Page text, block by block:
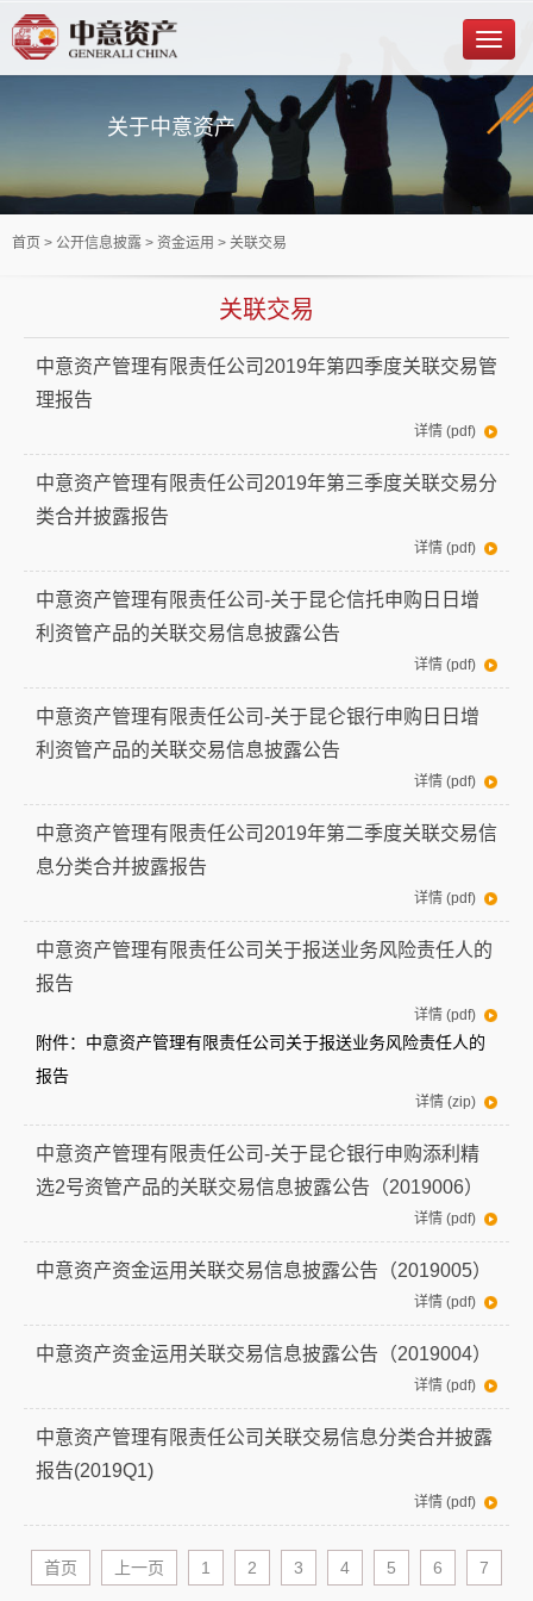
关于中意资产
首页 > 公开信息披露 > 资金运用 > 关联交易
关联交易
中意资产管理有限责任公司2019年第四季度关联交易管
理报告
详情 (pdf)
中意资产管理有限责任公司2019年第三季度关联交易分
类合并披露报告
详情 (pdf)
中意资产管理有限责任公司-关于昆仑信托申购日日增
利资管产品的关联交易信息披露公告
详情 (pdf)
中意资产管理有限责任公司-关于昆仑银行申购日日增
利资管产品的关联交易信息披露公告
详情 (pdf)
中意资产管理有限责任公司2019年第二季度关联交易信
息分类合并披露报告
详情 (pdf)
中意资产管理有限责任公司关于报送业务风险责任人的
报告
详情 (pdf)
附件：中意资产管理有限责任公司关于报送业务风险责任人的
报告
详情 (zip)
中意资产管理有限责任公司-关于昆仑银行申购添利精
选2号资管产品的关联交易信息披露公告（2019006）
详情 (pdf)
中意资产资金运用关联交易信息披露公告（2019005）
详情 (pdf)
中意资产资金运用关联交易信息披露公告（2019004）
详情 (pdf)
中意资产管理有限责任公司关联交易信息分类合并披露
报告(2019Q1)
详情 (pdf)
首页 上一页 1 2 3 4 5 6 7